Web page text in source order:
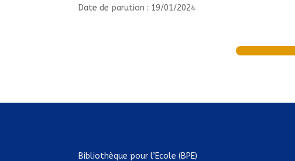
Date de parution : 19/01/2024
Bibliothèque pour l’Ecole (BPE)